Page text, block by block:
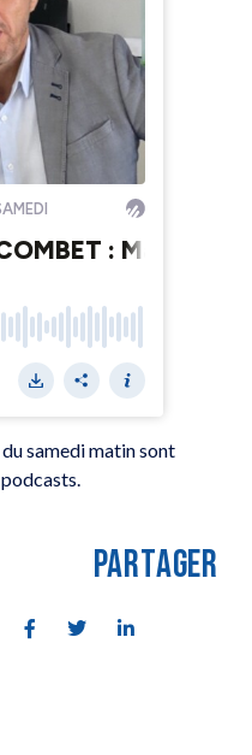
samedi matin sont
PARTAGER